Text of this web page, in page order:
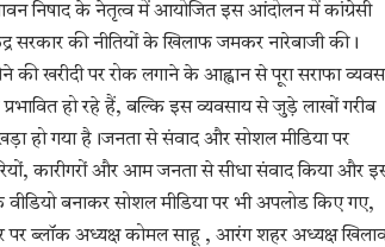
निषाद के नेतृत्व में आयोजित इस आंदोलन में कांग्रेसी
सरकार की नीतियों के खिलाफ जमकर नारेबाजी की।​
की खरीदी पर रोक लगाने के आह्वान से पूरा सराफा
हो रहे हैं, बल्कि इस व्यवसाय से जुड़े लाखों गरीब
हो गया है।​जनता से संवाद और सोशल मीडिया पर
कारीगरों और आम जनता से सीधा संवाद किया और
वीडियो बनाकर सोशल मीडिया पर भी अपलोड किए गए,
ब्लॉक अध्यक्ष कोमल साहू , आरंग शहर अध्यक्ष